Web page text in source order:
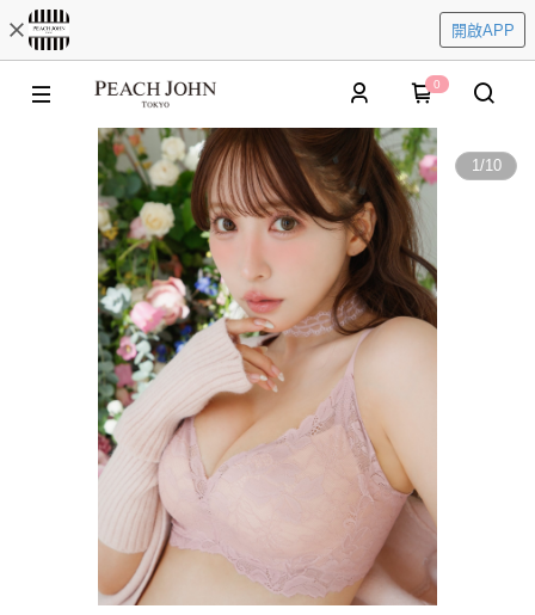
開啟APP
0
1/10